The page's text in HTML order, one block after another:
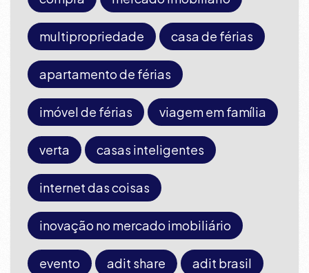
multipropriedade casa de férias
apartamento de férias
imóvel de férias viagem em família
verta casas inteligentes
internet das coisas
inovação no mercado imobiliário
evento adit share adit brasil